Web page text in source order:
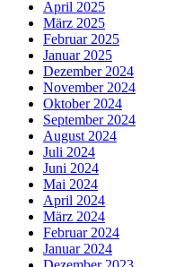
April 2025
März 2025
Februar 2025
Januar 2025
Dezember 2024
November 2024
Oktober 2024
September 2024
August 2024
Juli 2024
Juni 2024
Mai 2024
April 2024
März 2024
Februar 2024
Januar 2024